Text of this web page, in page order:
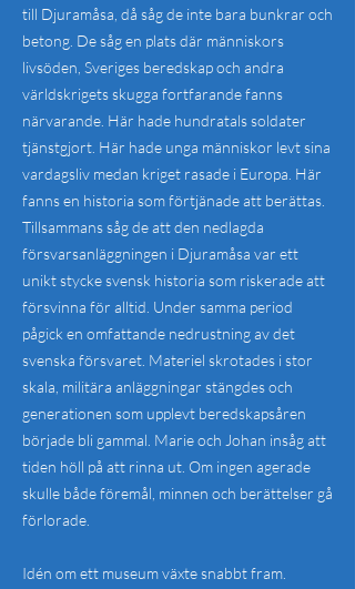
till Djuramåsa, då såg de inte bara bunkrar och
betong. De såg en plats där människors
livsöden, Sveriges beredskap och andra
världskrigets skugga fortfarande fanns
närvarande. Här hade hundratals soldater
tjänstgjort. Här hade unga människor levt sina
vardagsliv medan kriget rasade i Europa. Här
fanns en historia som förtjänade att berättas.
Tillsammans såg de att den nedlagda
försvarsanläggningen i Djuramåsa var ett
unikt stycke svensk historia som riskerade att
försvinna för alltid. Under samma period
pågick en omfattande nedrustning av det
svenska försvaret. Materiel skrotades i stor
skala, militära anläggningar stängdes och
generationen som upplevt beredskapsåren
började bli gammal. Marie och Johan insåg att
tiden höll på att rinna ut. Om ingen agerade
skulle både föremål, minnen och berättelser gå
förlorade.
Idén om ett museum växte snabbt fram.